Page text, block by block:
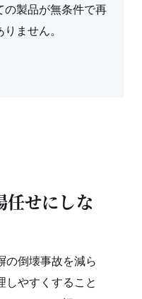
の製品が無条件で再
ません。
任せにしな
の倒壊事故を減ら
しやすくすること